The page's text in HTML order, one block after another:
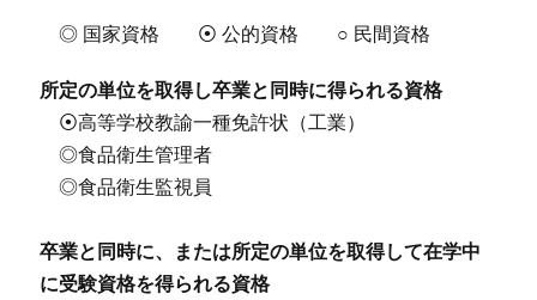
◎ 国家資格 ⦿ 公的資格 ○ 民間資格
所定の単位を取得し卒業と同時に得られる資格
⦿高等学校教諭一種免許状（工業）
◎食品衛生管理者
◎食品衛生監視員
卒業と同時に、または所定の単位を取得して在学中
に受験資格を得られる資格